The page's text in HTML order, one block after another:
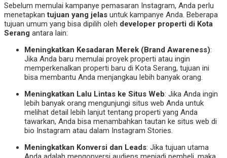
Sebelum memulai kampanye pemasaran Instagram, Anda perlu
menetapkantujuan yang jelas untuk kampanye Anda. Beberapa
tujuan umum yang bisa dipilih oleh developer properti di Kota
Serang antara lain:
Meningkatkan Kesadaran Merek (Brand Awareness):
Jika Anda baru memulai proyek properti atau ingin
memperkenalkan properti baru di Kota Serang, tujuan ini
bisa membantu Anda menjangkau lebih banyak orang.
Meningkatkan Lalu Lintas ke Situs Web: Jika Anda ingin
lebih banyak orang mengunjungi situs web Anda untuk
melihat detail lebih lanjut tentang properti yang Anda
tawarkan, Anda bisa menambahkan tautan ke situs web di
bio Instagram atau dalam Instagram Stories.
Meningkatkan Konversi dan Leads: Jika tujuan utama